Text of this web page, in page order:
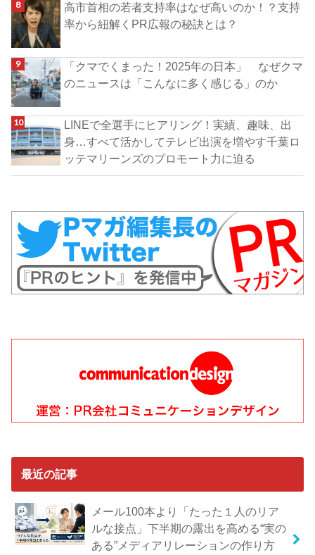
高市首相の若者支持率はなぜ高いのか！？支持
率から紐解くPR広報の秘訣とは？
「クマでくまった！2025年の日本」 なぜクマ
のニュースは「こんなに多く感じる」のか
LINEで全選手にヒアリング！実績、趣味、出
身…すべて活かしてテレビ出演を増やす千葉ロ
ッテマリーンズのプロモート力に迫る
最近の記事
メール100本より「たった１人のリア
ルな接点」下半期の露出を高める“実の
ある”メディアリレーションの作り方